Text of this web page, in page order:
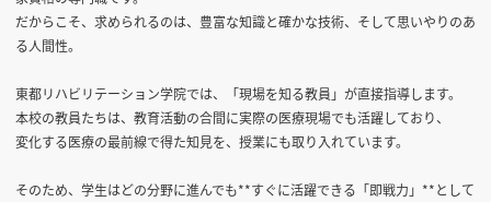
だからこそ、求められるのは、豊富な知識と確かな技術、そして思いやりのあ
る人間性。
東都リハビリテーション学院では、「現場を知る教員」が直接指導します。
本校の教員たちは、教育活動の合間に実際の医療現場でも活躍しており、
変化する医療の最前線で得た知見を、授業にも取り入れています。
そのため、学生はどの分野に進んでも**すぐに活躍できる「即戦力」**として